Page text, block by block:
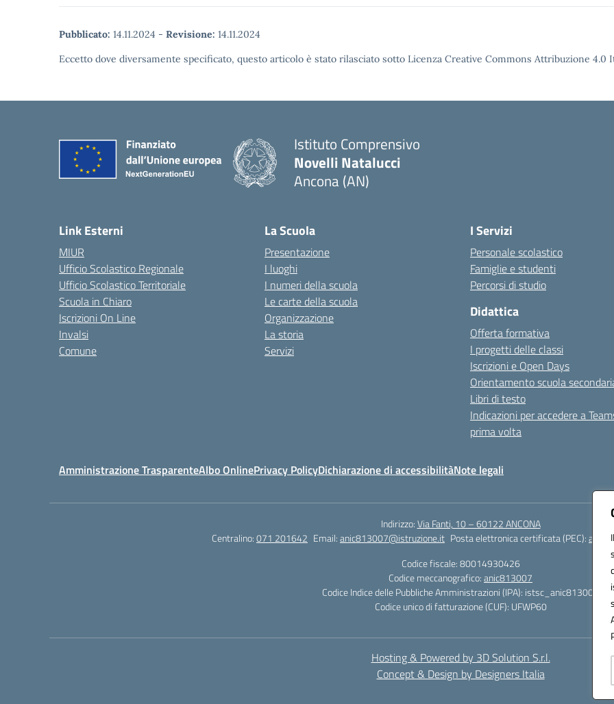
Pubblicato: 14.11.2024 - Revisione: 14.11.2024
Eccetto dove diversamente specificato, questo articolo è stato rilasciato sotto Licenza Creative Commons Attribuzione 4.0
Istituto Comprensivo
Novelli Natalucci
Ancona (AN)
Link Esterni
MIUR
Ufficio Scolastico Regionale
Ufficio Scolastico Territoriale
Scuola in Chiaro
Iscrizioni On Line
Invalsi
Comune
La Scuola
Presentazione
I luoghi
I numeri della scuola
Le carte della scuola
Organizzazione
La storia
Servizi
I Servizi
Personale scolastico
Famiglie e studenti
Percorsi di studio
Didattica
Offerta formativa
I progetti delle classi
Iscrizioni e Open Days
Orientamento scuola
Libri di testo
Indicazioni per accedere a
prima volta
Amministrazione TrasparenteAlbo OnlinePrivacy PolicyDichiarazione di accessibilitàNote legali
Indirizzo:Via Fanti, 10 – 60122 ANCONA
Centralino:071 201642 Email:anic813007@istruzione.it Posta elettronica certificata (PEC):
Codice fiscale: 80014930426
Codice meccanografico:anic813007
Codice Indice delle Pubbliche Amministrazioni (IPA): istsc_anic813007
Codice unico di fatturazione (CUF): UFWP60
Hosting & Powered by 3D Solution S.r.l.
Concept & Design by Designers Italia